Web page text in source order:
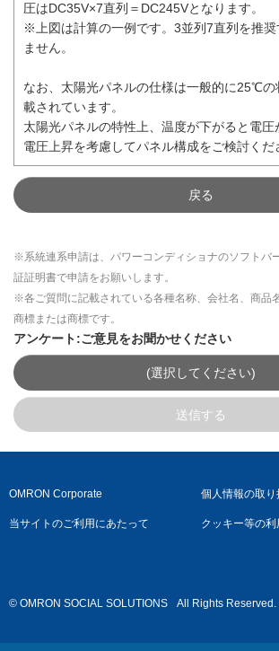
圧はDC35V×7直列＝DC245Vとなります。
※上図は計算の一例です。3並列7直列を推奨
ません。
なお、太陽光パネルの仕様は一般的に25℃の
載されています。
太陽光パネルの特性上、温度が下がると電圧
電圧上昇を考慮してパネル構成をご検討くだ
戻る
※系統連系申請は、パワーコンディショナのソフトバ
証証明書で申請をお願いします。
※各ご質問に記載されている各種名称、会社名、商品
商標または商標です。
アンケート:ご意見をお聞かせください
(選択してください)
送信する
OMRON Corporate 個人情報の取
当サイトのご利用にあたって クッキー等の
© OMRON SOCIAL SOLUTIONS All Rights Reserved.